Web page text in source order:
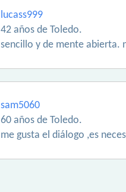
lucass999
42 años de Toledo.
sencillo y de mente abierta.
sam5060
60 años de Toledo.
me gusta el diálogo ,es